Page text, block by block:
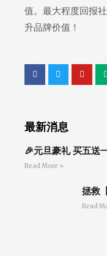
值。最大程度回报
升品牌价值！
最新消息
🎉元旦豪礼 买五送
Read More »
拯救
Read